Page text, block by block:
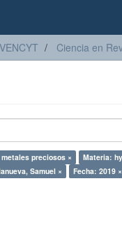
Ciencia en
preciosos × Materia:
Samuel × Fecha: 2019 ×